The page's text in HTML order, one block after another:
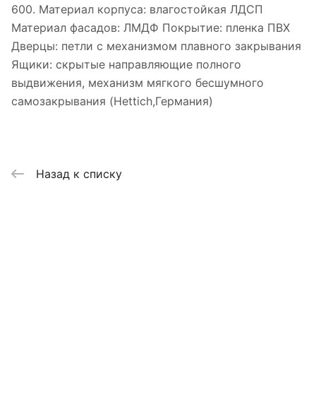
600. Материал корпуса: влагостойкая ЛДСП
Материал фасадов: ЛМДФ Покрытие: пленка ПВХ
Дверцы: петли с механизмом плавного закрывания
Ящики: скрытые направляющие полного
выдвижения, механизм мягкого бесшумного
самозакрывания (Hettich,Германия)
Назад к списку